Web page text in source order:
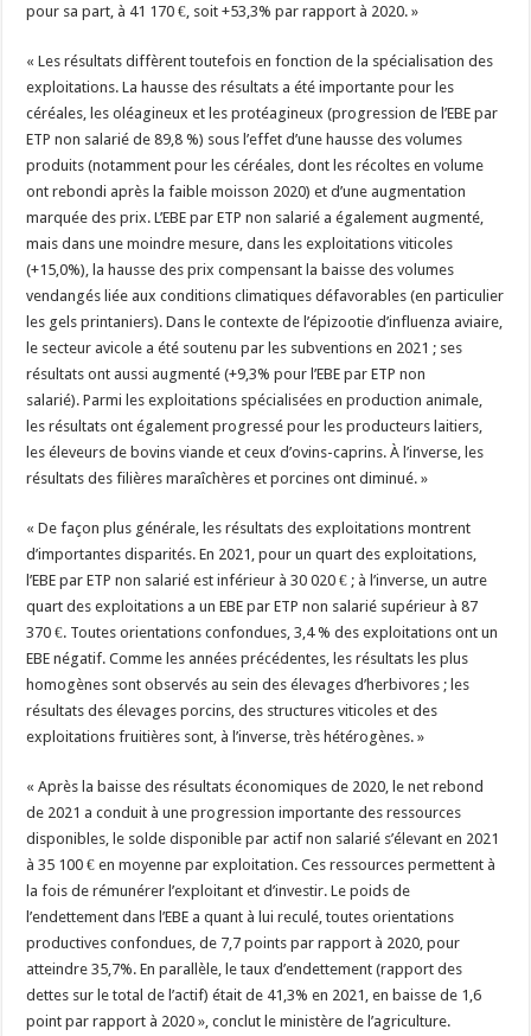
pour sa part, à 41 170 €, soit +53,3% par rapport à 2020. »
« Les résultats diffèrent toutefois en fonction de la spécialisation des
exploitations. La hausse des résultats a été importante pour les
céréales, les oléagineux et les protéagineux (progression de l’EBE par
ETP non salarié de 89,8 %) sous l’effet d’une hausse des volumes
produits (notamment pour les céréales, dont les récoltes en volume
ont rebondi après la faible moisson 2020) et d’une augmentation
marquée des prix. L’EBE par ETP non salarié a également augmenté,
mais dans une moindre mesure, dans les exploitations viticoles
(+15,0%), la hausse des prix compensant la baisse des volumes
vendangés liée aux conditions climatiques défavorables (en particulier
les gels printaniers). Dans le contexte de l’épizootie d’influenza aviaire,
le secteur avicole a été soutenu par les subventions en 2021 ; ses
résultats ont aussi augmenté (+9,3% pour l’EBE par ETP non
salarié). Parmi les exploitations spécialisées en production animale,
les résultats ont également progressé pour les producteurs laitiers,
les éleveurs de bovins viande et ceux d’ovins-caprins. À l’inverse, les
résultats des filières maraîchères et porcines ont diminué. »
« De façon plus générale, les résultats des exploitations montrent
d’importantes disparités. En 2021, pour un quart des exploitations,
l’EBE par ETP non salarié est inférieur à 30 020 € ; à l’inverse, un autre
quart des exploitations a un EBE par ETP non salarié supérieur à 87
370 €. Toutes orientations confondues, 3,4 % des exploitations ont un
EBE négatif. Comme les années précédentes, les résultats les plus
homogènes sont observés au sein des élevages d’herbivores ; les
résultats des élevages porcins, des structures viticoles et des
exploitations fruitières sont, à l’inverse, très hétérogènes. »
« Après la baisse des résultats économiques de 2020, le net rebond
de 2021 a conduit à une progression importante des ressources
disponibles, le solde disponible par actif non salarié s’élevant en 2021
à 35 100 € en moyenne par exploitation. Ces ressources permettent à
la fois de rémunérer l’exploitant et d’investir. Le poids de
l’endettement dans l’EBE a quant à lui reculé, toutes orientations
productives confondues, de 7,7 points par rapport à 2020, pour
atteindre 35,7%. En parallèle, le taux d’endettement (rapport des
dettes sur le total de l’actif) était de 41,3% en 2021, en baisse de 1,6
point par rapport à 2020 », conclut le ministère de l’agriculture.